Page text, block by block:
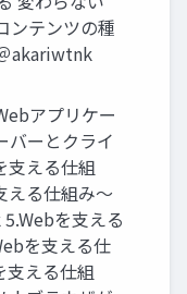
ンテンツの種
akariwtnk
アプリケー
バーとクライ
⽀える仕組
える仕組み〜
を⽀える
を⽀える仕
⽀える仕組